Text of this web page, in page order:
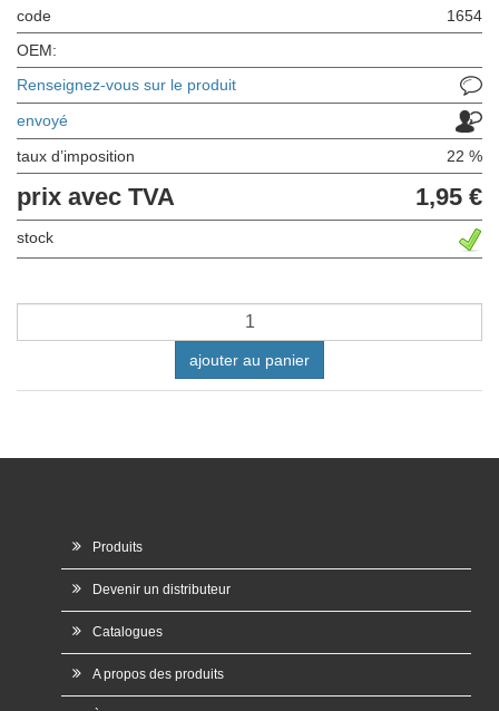
code
1654
OEM:
Renseignez-vous sur le produit
envoyé
taux d’imposition 22 %
prix avec TVA 1,95 €
stock
ajouter au panier
Produits
Devenir un distributeur
Catalogues
A propos des produits